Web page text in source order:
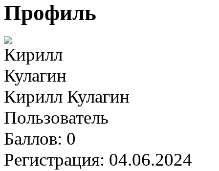
Профиль
Кирилл Кулагин
Пользователь
Баллов: 0
Регистрация: 04.06.2024